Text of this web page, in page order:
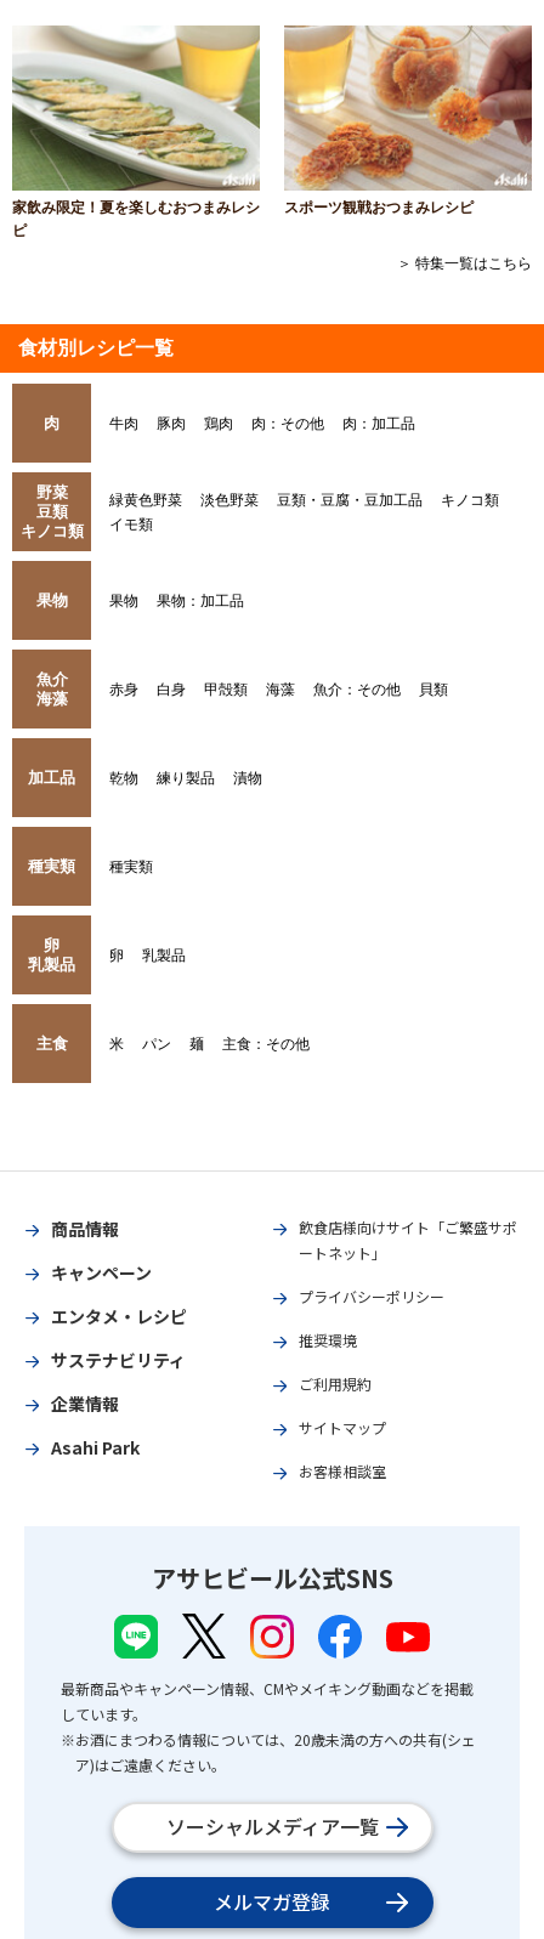
家飲み限定！夏を楽しむおつまみレシ
ピ
スポーツ観戦おつまみレシピ
＞ 特集一覧はこちら
食材別レシピ一覧
肉 牛肉 豚肉 鶏肉 肉：その他 肉：加工品
野菜
豆類
キノコ類
緑黄色野菜 淡色野菜 豆類・豆腐・豆加工品
キノコ類
イモ類
果物 果物 果物：加工品
魚介
海藻
赤身 白身 甲殻類 海藻 魚介：その他 貝類
加工品 乾物 練り製品 漬物
種実類 種実類
卵
乳製品
卵 乳製品
主食 米 パン 麺 主食：その他
商品情報
キャンペーン
エンタメ・レシピ
サステナビリティ
企業情報
Asahi Park
飲食店様向けサイト「ご繁盛サポ
ートネット」
プライバシーポリシー
推奨環境
ご利用規約
サイトマップ
お客様相談室
アサヒビール公式SNS
最新商品やキャンペーン情報、CMやメイキング動画などを掲載
しています。
※お酒にまつわる情報については、20歳未満の方への共有(シェ
ア)はご遠慮ください。
ソーシャルメディア一覧
メルマガ登録